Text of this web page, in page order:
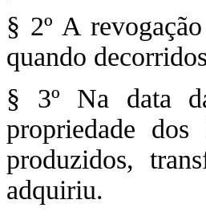
§ 2º A
quando
§ 3º Na data
propriedade dos
produzidos,
adquiriu.